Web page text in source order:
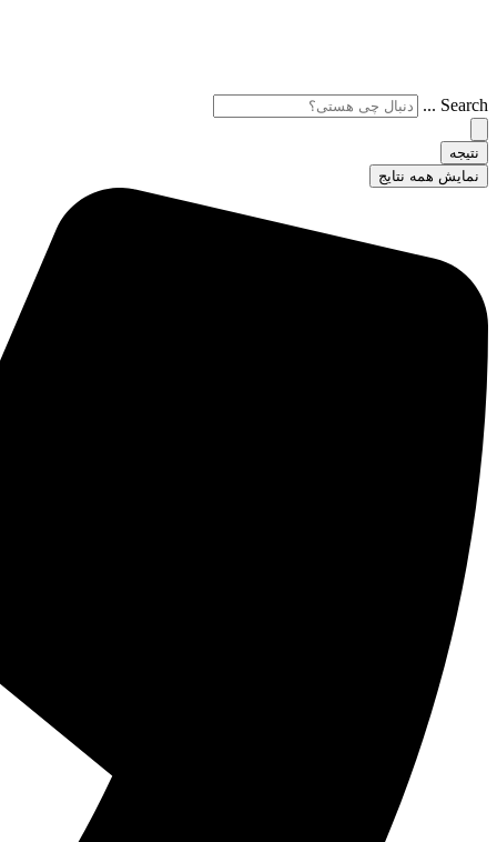
Search ...
نتیجه
نمایش همه نتایج